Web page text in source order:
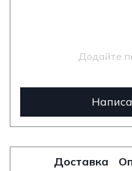
Додайте
Доставка